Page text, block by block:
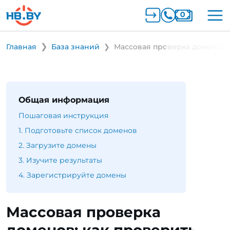
Главная База знаний Массовая проверка доменов:
Массовая проверка
Общая информация
Пошаговая инструкция
1. Подготовьте список доменов
2. Загрузите домены
3. Изучите результаты
4. Зарегистрируйте домены